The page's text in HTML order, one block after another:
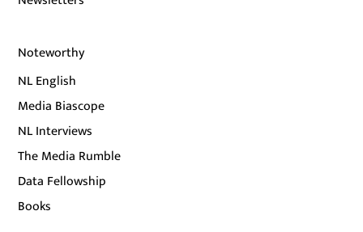
Noteworthy
NL English
Media Biascope
NL Interviews
The Media Rumble
Data Fellowship
Books